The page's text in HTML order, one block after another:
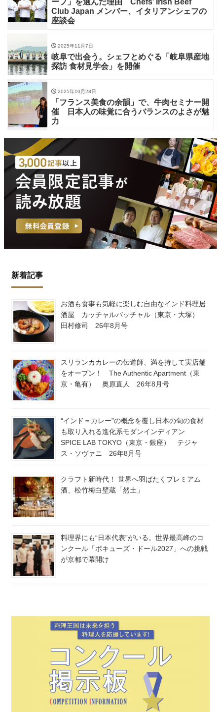
ーフ」を選んだ理由 Chefs’ Irish Beef
Club Japan メンバー、イタリアンシェフの
座談会
2025年11月7日
岐阜で出会う。シェフとめぐる「岐阜県産地
探訪 食材見学会」を開催
2025年10月28日
「フランス美食の余韻」で、牛肉セミナー開
催 日本人の味覚に合うバランスのよさが魅
力
新着記事
お酒も食事も気軽に楽しむ自由なインド料理居
酒屋 カッチャルバッチャル（東京・大塚）
田村修司 26年8月号
スリランカカレーの伝道師、満を持して実店舗
をオープン！ The Authentic Apartment（東
京・亀有） 奥原直人 26年8月号
“インド＝カレー”の概念を覆し日本の旬の食材
も取り入れる進化系モダンインディアン
SPICE LAB TOKYO（東京・銀座） テジャ
ス・ソヴァニ 26年8月号
クラフト新時代！ 世界へ羽ばたくプレミアム
酒、松竹梅白壁蔵「然土」
料理界にも“日本代表”がいる。世界最高峰のコ
ンクール「ボキューズ・ドール2027」への挑戦
が京都で幕開け